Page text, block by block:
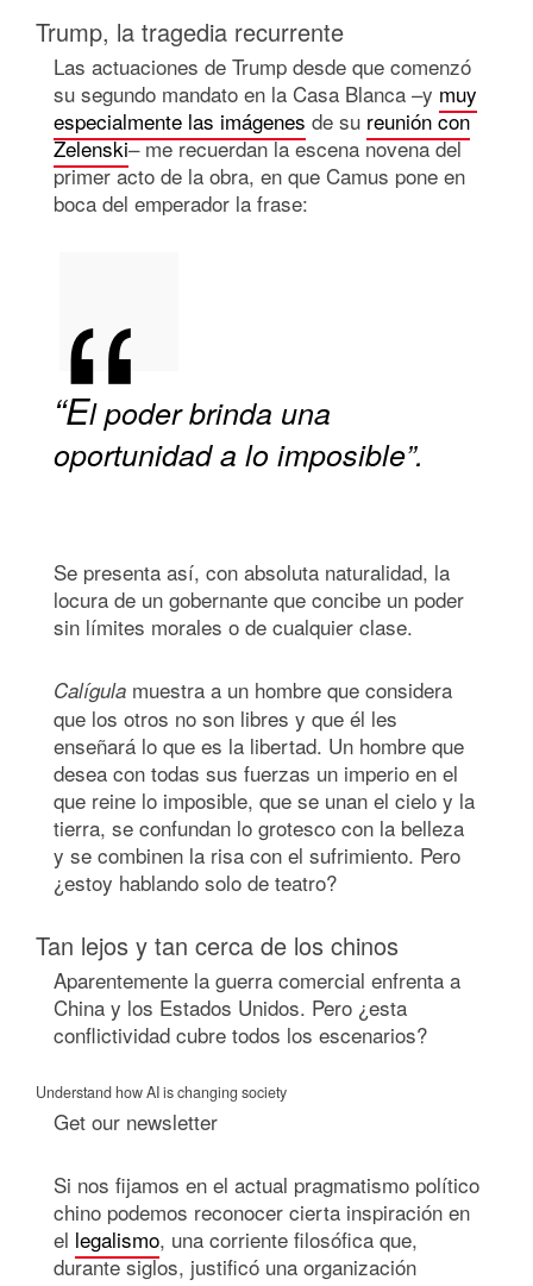
Trump, la tragedia recurrente
Las actuaciones de Trump desde que comenzó
su segundo mandato en la Casa Blanca –y muy
especialmente las imágenes de su reunión con
Zelenski– me recuerdan la escena novena del
primer acto de la obra, en que Camus pone en
boca del emperador la frase:
“El poder brinda una
oportunidad a lo imposible”.
Se presenta así, con absoluta naturalidad, la
locura de un gobernante que concibe un poder
sin límites morales o de cualquier clase.
Calígula muestra a un hombre que considera
que los otros no son libres y que él les
enseñará lo que es la libertad. Un hombre que
desea con todas sus fuerzas un imperio en el
que reine lo imposible, que se unan el cielo y la
tierra, se confundan lo grotesco con la belleza
y se combinen la risa con el sufrimiento. Pero
¿estoy hablando solo de teatro?
Tan lejos y tan cerca de los chinos
Aparentemente la guerra comercial enfrenta a
China y los Estados Unidos. Pero ¿esta
conflictividad cubre todos los escenarios?
Understand how AI is changing society
Get our newsletter
Si nos fijamos en el actual pragmatismo político
chino podemos reconocer cierta inspiración en
el legalismo, una corriente filosófica que,
durante siglos, justificó una organización